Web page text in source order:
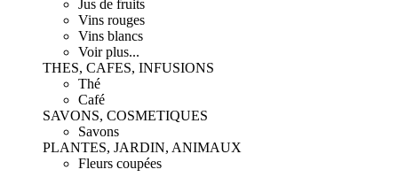
Jus de fruits
Vins rouges
Vins blancs
Voir plus...
THES, CAFES, INFUSIONS
Thé
Café
SAVONS, COSMETIQUES
Savons
PLANTES, JARDIN, ANIMAUX
Fleurs coupées